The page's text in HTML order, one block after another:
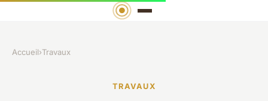
Accueil›Travaux
TRAVAUX